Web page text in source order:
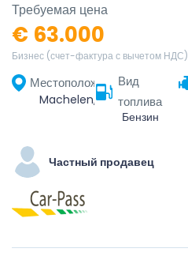
Требуемая цена
€ 63.000
Бизнес (счет-фактура с вычетом НДС)
Местоположение
Machelen, Hal-Vilvorde, Brabant flamand, Flandre, Belgique
Вид
топлива
Бензин
Частный продавец